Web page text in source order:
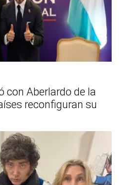
con Aberlardo de la
reconfiguran su